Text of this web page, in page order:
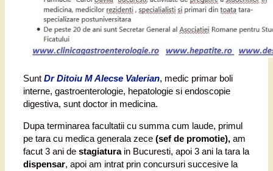
Sunt Dr Ditoiu M Alecse Valerian, medic primar boli
interne, gastroenterologie, hepatologie si endoscopie
digestiva, sunt doctor in medicina.
Dupa terminarea facultatii cu summa cum laude, primul
pe tara cu medica generala zece (sef de promotie), am
facut 3 ani de stagiaturain Bucuresti, apoi 3 ani la tara la
dispensar, apoi am intrat prin concursuri succesive la